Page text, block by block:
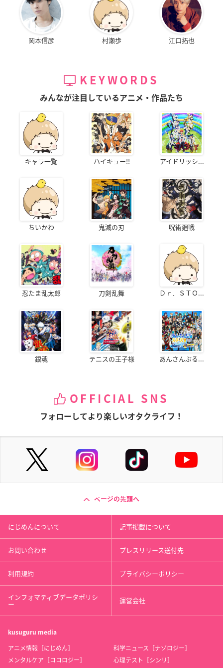
岡本信彦 村瀬歩 江口拓也
KEYWORDS
みんなが注目しているアニメ・作品たち
キャラ一覧 ハイキュー!! アイドリッシ...
ちいかわ 鬼滅の刃 呪術廻戦
忍たま乱太郎 刀剣乱舞 Ｄｒ．ＳＴＯ...
銀魂 テニスの王子様 あんさんぶる...
OFFICIAL SNS
フォローしてより楽しいオタクライフ！
ページの先頭へ
にじめんについて 記事掲載について
お問い合わせ プレスリリース送付先
利用規約 プライバシーポリシー
インフォマティブデータポリシ
ー 運営会社
kusuguru media
アニメ情報［にじめん］
科学ニュース［ナゾロジー］
メンタルケア［ココロジー］
心理テスト［シンリ］